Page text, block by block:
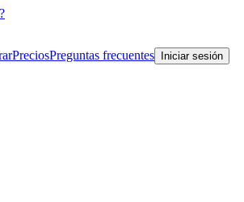
PreciosPreguntas frecuentes Iniciar sesión